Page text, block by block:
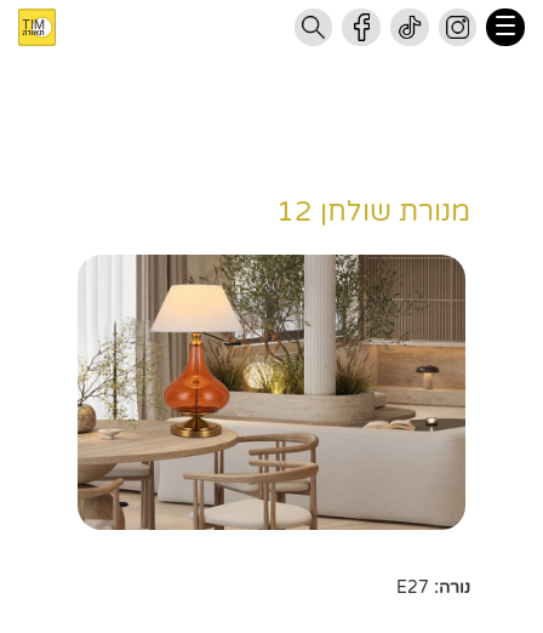
מנורת שולחן 12
נורה: